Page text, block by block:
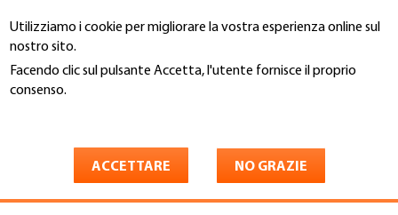
Utilizziamo i cookie per migliorare la vostra esperienza online sul
nostro sito.
Facendo clic sul pulsante Accetta, l'utente fornisce il proprio
consenso.
ACCETTARE NO GRAZIE
al
contenuto
principale
You
Messematerial